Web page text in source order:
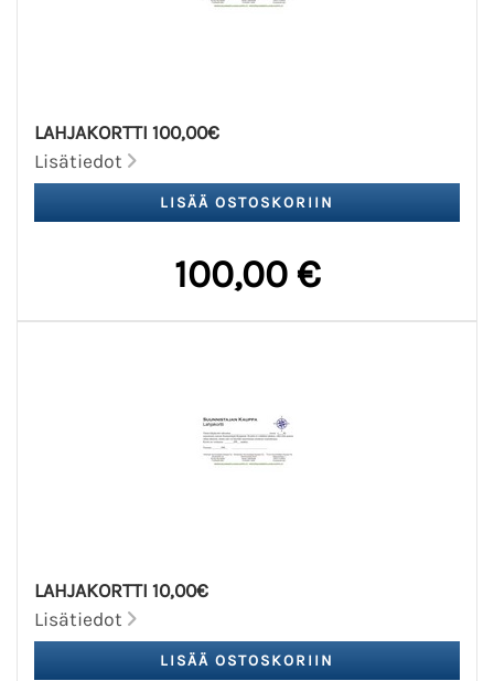
LAHJAKORTTI 100,00€
Lisätiedot
100,00 €
LAHJAKORTTI 10,00€
Lisätiedot